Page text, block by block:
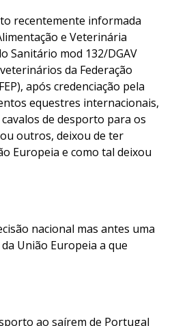
recentemente informada
e Veterinária
Sanitário mod 132/DGAV
da Federação
após credenciação pela
equestres internacionais,
de desporto para os
outros, deixou de ter
Europeia e como tal deixou
nacional mas antes uma
União Europeia a que
ao saírem de Portugal